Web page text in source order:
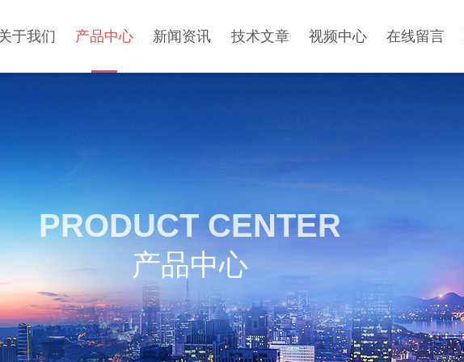
于我们 产品中心 新闻资讯 技术文章 视频中心 在线留言
PRODUCT CENTER
产品中心